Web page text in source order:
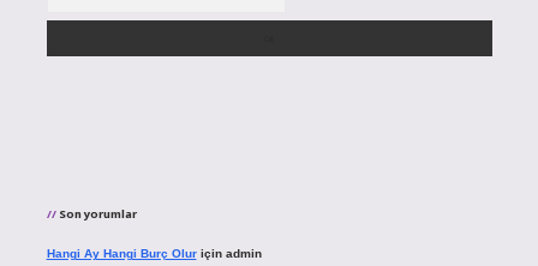
Son yorumlar
Hangi Ay Hangi Burç Oluriçin admin